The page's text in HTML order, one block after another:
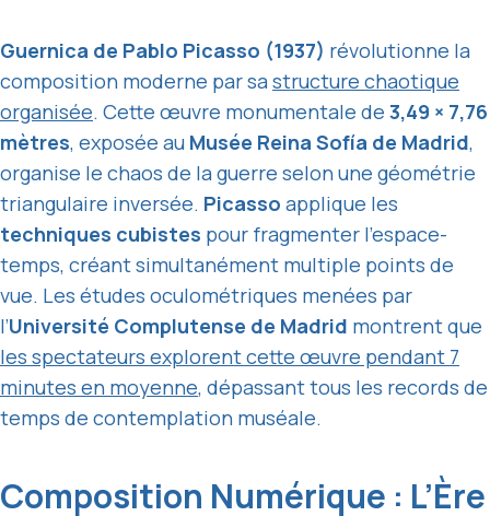
Guernica de Pablo Picasso (1937) révolutionne la
composition moderne par sastructure chaotique
organisée. Cette œuvre monumentale de 3,49 × 7,76
mètres, exposée au Musée Reina Sofía de Madrid,
organise le chaos de la guerre selon une géométrie
triangulaire inversée. Picasso applique les
techniques cubistes pour fragmenter l’espace-
temps, créant simultanément multiple points de
vue. Les études oculométriques menées par
l’Université Complutense de Madrid montrent que
les spectateurs explorent cette œuvre pendant 7
minutes en moyenne, dépassant tous les records de
temps de contemplation muséale.
Composition Numérique : L’Ère